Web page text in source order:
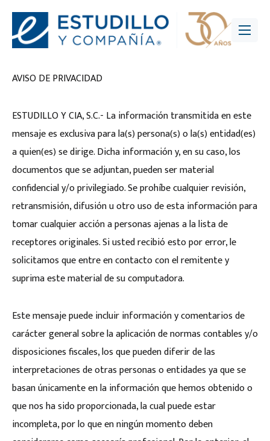
AVISO DE PRIVACIDAD
ESTUDILLO Y CIA, S.C.- La información transmitida en este
mensaje es exclusiva para la(s) persona(s) o la(s) entidad(es)
a quien(es) se dirige. Dicha información y, en su caso, los
documentos que se adjuntan, pueden ser material
confidencial y/o privilegiado. Se prohíbe cualquier revisión,
retransmisión, difusión u otro uso de esta información para
tomar cualquier acción a personas ajenas a la lista de
receptores originales. Si usted recibió esto por error, le
solicitamos que entre en contacto con el remitente y
suprima este material de su computadora.
Este mensaje puede incluir información y comentarios de
carácter general sobre la aplicación de normas contables y/o
disposiciones fiscales, los que pueden diferir de las
interpretaciones de otras personas o entidades ya que se
basan únicamente en la información que hemos obtenido o
que nos ha sido proporcionada, la cual puede estar
incompleta, por lo que en ningún momento deben